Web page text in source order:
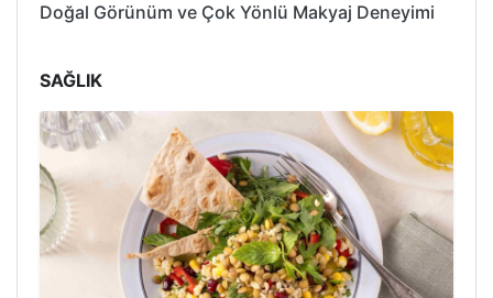
Doğal Görünüm ve Çok Yönlü Makyaj Deneyimi
SAĞLIK